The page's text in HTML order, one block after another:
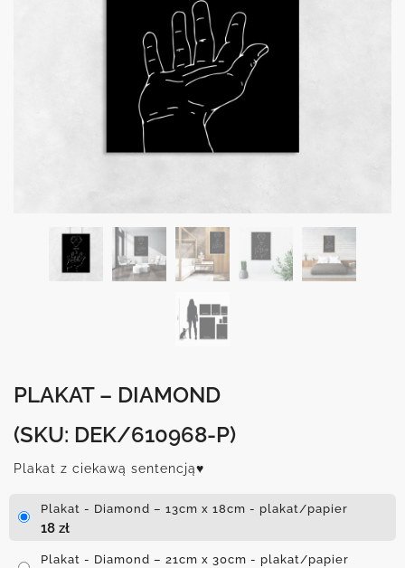
PLAKAT – DIAMOND
(SKU: DEK/610968-P)
Plakat z ciekawą sentencją♥
Plakat - Diamond – 13cm x 18cm - plakat/papier
18 zł
Plakat - Diamond – 21cm x 30cm - plakat/papier